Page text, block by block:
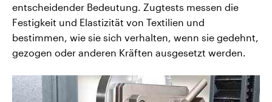
entscheidender Bedeutung. Zugtests messen die
Festigkeit und Elastizität von Textilien und
bestimmen, wie sie sich verhalten, wenn sie gedehnt,
gezogen oder anderen Kräften ausgesetzt werden.